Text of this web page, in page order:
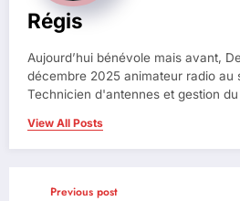
Régis
Aujourd’hui bénévole mais avant,
décembre 2025 animateur radio au
Technicien d'antennes et gestion
View All Posts
Previous post